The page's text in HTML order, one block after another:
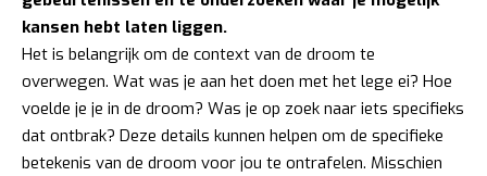
kansen hebt laten liggen.
Het is belangrijk om de context van de droom te
overwegen. Wat was je aan het doen met het lege ei? Hoe
voelde je je in de droom? Was je op zoek naar iets specifieks
dat ontbrak? Deze details kunnen helpen om de specifieke
betekenis van de droom voor jou te ontrafelen. Misschien